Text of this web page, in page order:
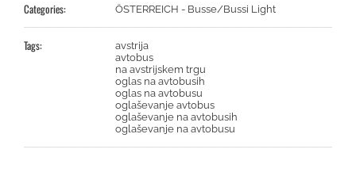
Categories: ÖSTERREICH - Busse/Bussi Light
Tags:
avstrija
avtobus
na avstrijskem trgu
oglas na avtobusih
oglas na avtobusu
oglaševanje avtobus
oglaševanje na avtobusih
oglaševanje na avtobusu